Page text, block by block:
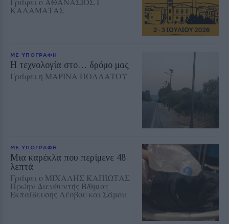
ΚΑΛΑΜΑΤΑΣ
ΜΕ ΥΠΟΓΡΑΦΗ
Η τεχνολογία στο… δρόμο μας
Γράφει η ΜΑΡΙΝΑ ΠΟΛΛΑΤΟΥ
ΜΕ ΥΠΟΓΡΑΦΗ
Μια καρέκλα που περίμενε 48
λεπτά
Γράφει ο ΜΙΧΑΛΗΣ ΚΑΠΙΩΤΑΣ
Πρώην Διευθυντής Β/θμιας
Εκπαίδευσης Λέσβου και Σάμου